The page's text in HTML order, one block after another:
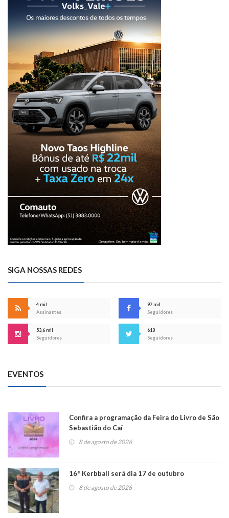
SIGA NOSSAS REDES
4 mil
Assinantes
97 mil
Seguidores
53,6 mil
Seguidores
618
Seguidores
EVENTOS
Confira a programação da Feira do Livro de São
Sebastião do Caí
8 de agosto de 2026
16° Kerbball será dia 17 de outubro
8 de agosto de 2026